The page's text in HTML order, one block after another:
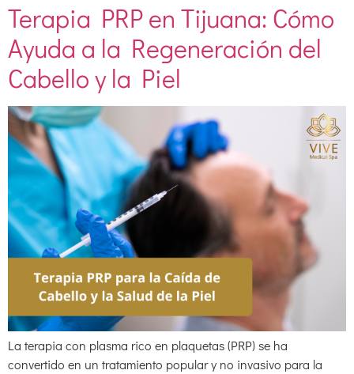
Terapia PRP en Tijuana: Cómo
Ayuda a la Regeneración del
Cabello y la Piel
La terapia con plasma rico en plaquetas (PRP) se ha
convertido en un tratamiento popular y no invasivo para la